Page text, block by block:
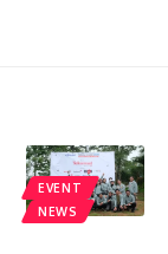
EVENT
NEWS